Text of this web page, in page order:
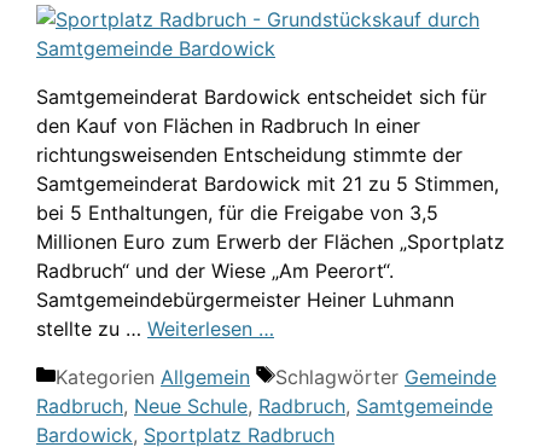
Samtgemeinderat Bardowick entscheidet sich für
den Kauf von Flächen in Radbruch In einer
richtungsweisenden Entscheidung stimmte der
Samtgemeinderat Bardowick mit 21 zu 5 Stimmen,
bei 5 Enthaltungen, für die Freigabe von 3,5
Millionen Euro zum Erwerb der Flächen „Sportplatz
Radbruch“ und der Wiese „Am Peerort“.
Samtgemeindebürgermeister Heiner Luhmann
stellte zu … Weiterlesen …
Kategorien Allgemein Schlagwörter Gemeinde
Radbruch, Neue Schule, Radbruch, Samtgemeinde
Bardowick, Sportplatz Radbruch